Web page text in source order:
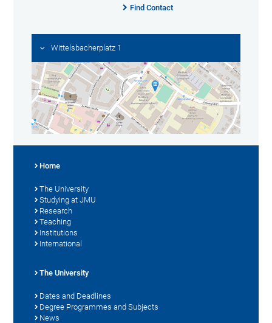
Find Contact
Wittelsbacherplatz 1
Home
The University
Studying at JMU
Research
Teaching
Institutions
International
The University
Dates and Deadlines
Degree Programmes and Subjects
News